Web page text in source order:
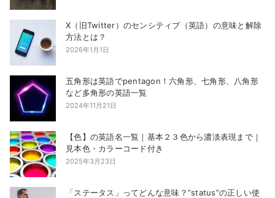
X（旧Twitter）のセンシティブ（英語）の意味と解除
方法とは？
2026年1月1日
五角形は英語でpentagon！六角形、七角形、八角形
など多角形の英語一覧
2024年11月21日
【色】の英語名一覧｜基本２３色から濃淡表現まで｜
見本色・カラーコード付き
2025年3月23日
「ステータス」ってどんな意味？”status”の正しい使